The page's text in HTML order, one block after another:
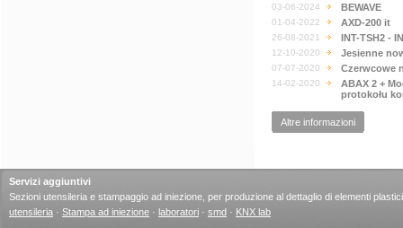
03-06-2024 BEWAVE
01-04-2022 AXD-200 it
26-08-2021 INT-TSH2 -
12-10-2020 Jesienne
07-07-2020 Czerwcowe
14-02-2020
ABAX 2 +
protokołu
Altre informazioni
Servizi aggiuntivi
Sezioni utensileria e stampaggio ad iniezione, per produzione al dettaglio di elementi
utensileria · Stampa ad iniezione · laboratori · smd · KNX lab